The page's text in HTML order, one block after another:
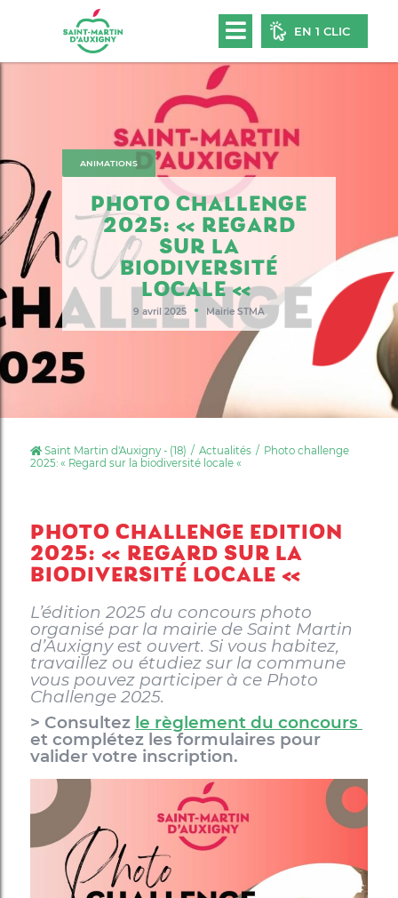
EN 1 CLIC
ANIMATIONS
PHOTO CHALLENGE
2025: « REGARD
SUR LA
BIODIVERSITÉ
LOCALE «
9 avril 2025 ● Mairie STMA
Saint Martin d'Auxigny - (18) Actualités
Photo challenge
2025: « Regard sur la biodiversité locale «
PHOTO CHALLENGE EDITION
2025: « REGARD SUR LA
BIODIVERSITÉ LOCALE «
L’édition 2025 du concours photo
organisé par la mairie de Saint Martin
d’Auxigny est ouvert. Si vous habitez,
travaillez ou étudiez sur la commune
vous pouvez participer à ce Photo
Challenge 2025.
> Consultez le règlement du concours
et complétez les formulaires pour
valider votre inscription.